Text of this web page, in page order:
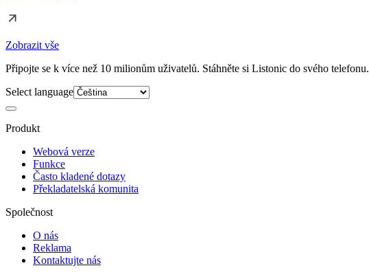
Zobrazit vše
Připojte se k více než 10 milionům uživatelů. Stáhněte si Listonic do svého telefonu.
Select language
Produkt
Webová verze
Funkce
Často kladené dotazy
Překladatelská komunita
Společnost
O nás
Reklama
Kontaktujte nás